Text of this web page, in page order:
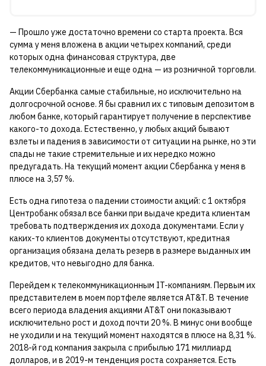
— Прошло уже достаточно времени со старта проекта. Вся
сумма у меня вложена в акции четырех компаний, среди
которых одна финансовая структура, две
телекоммуникационные и еще одна — из розничной торговли.
Акции Сбербанка самые стабильные, но исключительно на
долгосрочной основе. Я бы сравнил их с типовым депозитом в
любом банке, который гарантирует получение в перспективе
какого-то дохода. Естественно, у любых акций бывают
взлеты и падения в зависимости от ситуации на рынке, но эти
спады не такие стремительные и их нередко можно
предугадать. На текущий момент акции Сбербанка у меня в
плюсе на 3,57 %.
Есть одна гипотеза о падении стоимости акций: с 1 октября
Центробанк обязал все банки при выдаче кредита клиентам
требовать подтверждения их дохода документами. Если у
каких-то клиентов документы отсутствуют, кредитная
организация обязана делать резерв в размере выданных им
кредитов, что невыгодно для банка.
Перейдем к телекоммуникационным IT-компаниям. Первым их
представителем в моем портфеле является AT&T. В течение
всего периода владения акциями AT&T они показывают
исключительно рост и доход почти 20 %. В минус они вообще
не уходили и на текущий момент находятся в плюсе на 8,31 %.
2018-й год компания закрыла с прибылью 171 миллиард
долларов, и в 2019-м тенденция роста сохраняется. Есть